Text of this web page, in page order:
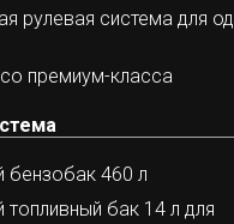
рулевая система для
премиум-класса
бензобак 460 л
топливный бак 14 л для